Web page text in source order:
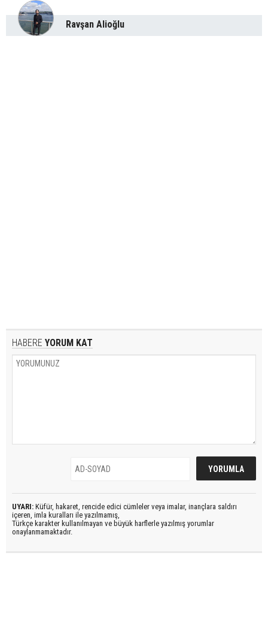
Ravşan Alioğlu
HABERE YORUM KAT
UYARI: Küfür, hakaret, rencide edici cümleler veya imalar, inançlara saldırı
içeren, imla kuralları ile yazılmamış,
Türkçe karakter kullanılmayan ve büyük harflerle yazılmış yorumlar
onaylanmamaktadır.